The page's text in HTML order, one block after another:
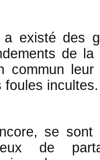
existé des
de
commun
foules
se sont
de